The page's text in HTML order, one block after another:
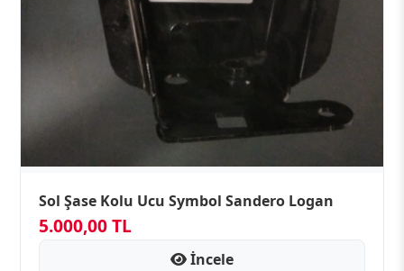
Sol Şase Kolu Ucu Symbol Sandero Logan
5.000,00 TL
İncele